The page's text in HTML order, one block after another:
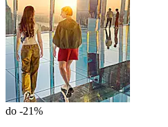
do -21%